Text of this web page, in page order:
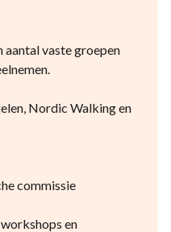
aantal vaste groepen
Nordic Walking en
commissie
en